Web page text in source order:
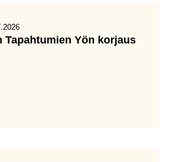
Tapahtumien Yön korjaus